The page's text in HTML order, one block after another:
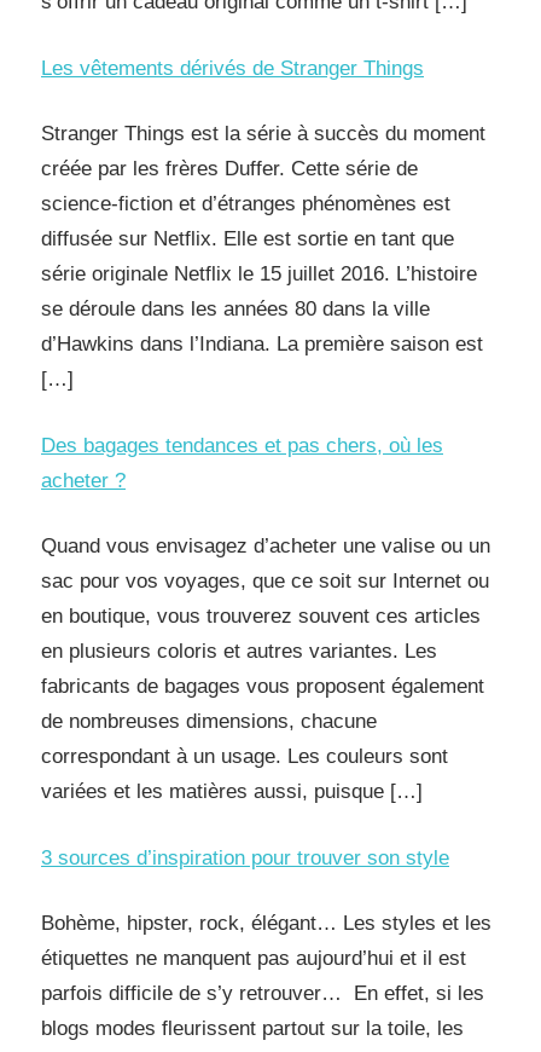
Les vêtements dérivés de Stranger Things
Stranger Things est la série à succès du moment
créée par les frères Duffer. Cette série de
science-fiction et d’étranges phénomènes est
diffusée sur Netflix. Elle est sortie en tant que
série originale Netflix le 15 juillet 2016. L’histoire
se déroule dans les années 80 dans la ville
d’Hawkins dans l’Indiana. La première saison est
[…]
Des bagages tendances et pas chers, où les
acheter ?
Quand vous envisagez d’acheter une valise ou un
sac pour vos voyages, que ce soit sur Internet ou
en boutique, vous trouverez souvent ces articles
en plusieurs coloris et autres variantes. Les
fabricants de bagages vous proposent également
de nombreuses dimensions, chacune
correspondant à un usage. Les couleurs sont
variées et les matières aussi, puisque […]
3 sources d’inspiration pour trouver son style
Bohème, hipster, rock, élégant… Les styles et les
étiquettes ne manquent pas aujourd’hui et il est
parfois difficile de s’y retrouver… En effet, si les
blogs modes fleurissent partout sur la toile, les